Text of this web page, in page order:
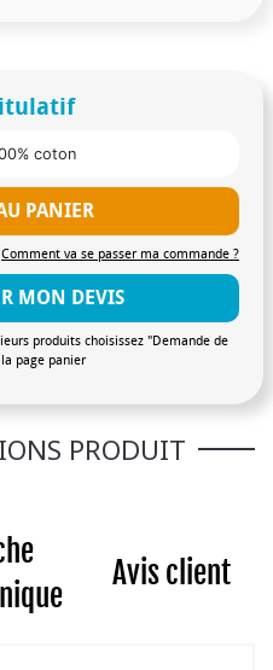
coton
PANIER
Comment va se passer ma commande ?
MON DEVIS
produits choisissez "Demande de
page panier
PRODUIT
Avis client